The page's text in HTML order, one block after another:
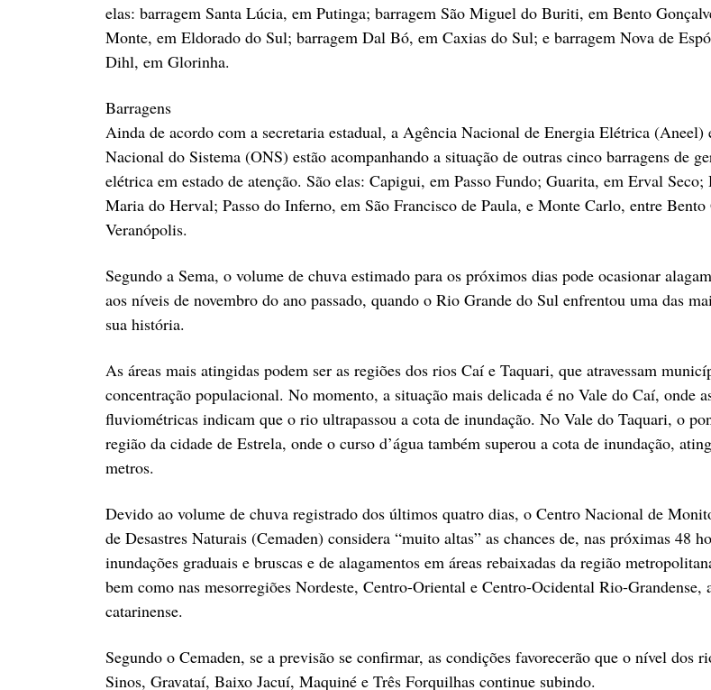
elas: barragem Santa Lúcia, em Putinga; barragem São Miguel do Buriti, em Bento
Monte, em Eldorado do Sul; barragem Dal Bó, em Caxias do Sul; e barragem Nova de
Dihl, em Glorinha.
Barragens
Ainda de acordo com a secretaria estadual, a Agência Nacional de Energia Elétrica (Aneel)
Nacional do Sistema (ONS) estão acompanhando a situação de outras cinco barragens de
elétrica em estado de atenção. São elas: Capigui, em Passo Fundo; Guarita, em Erval
Maria do Herval; Passo do Inferno, em São Francisco de Paula, e Monte Carlo, entre Bento
Veranópolis.
Segundo a Sema, o volume de chuva estimado para os próximos dias pode ocasionar
aos níveis de novembro do ano passado, quando o Rio Grande do Sul enfrentou uma das
sua história.
As áreas mais atingidas podem ser as regiões dos rios Caí e Taquari, que atravessam
concentração populacional. No momento, a situação mais delicada é no Vale do Caí, onde
fluviométricas indicam que o rio ultrapassou a cota de inundação. No Vale do Taquari, o
região da cidade de Estrela, onde o curso d’água também superou a cota de inundação,
metros.
Devido ao volume de chuva registrado dos últimos quatro dias, o Centro Nacional de
de Desastres Naturais (Cemaden) considera “muito altas” as chances de, nas próximas 48
inundações graduais e bruscas e de alagamentos em áreas rebaixadas da região
bem como nas mesorregiões Nordeste, Centro-Oriental e Centro-Ocidental Rio-Grandense,
catarinense.
Segundo o Cemaden, se a previsão se confirmar, as condições favorecerão que o nível dos
Sinos, Gravataí, Baixo Jacuí, Maquiné e Três Forquilhas continue subindo.